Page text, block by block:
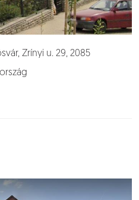
Zrínyi u. 29, 2085